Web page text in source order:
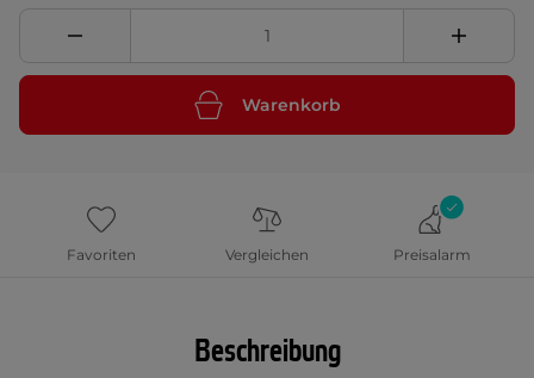
Warenkorb
Favoriten Vergleichen Preisalarm
Beschreibung